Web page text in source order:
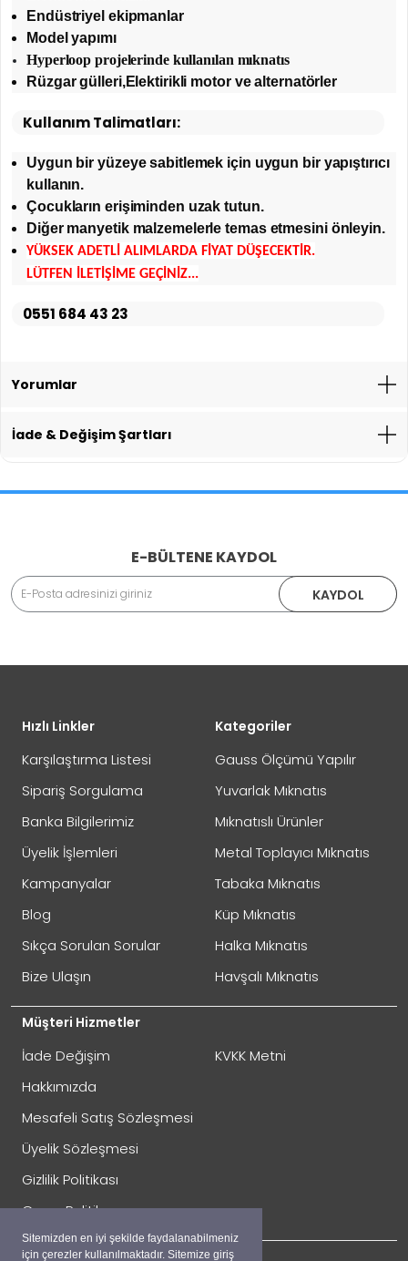
Sitemizden en iyi şekilde faydalanabilmeniz
için çerezler kullanılmaktadır. Sitemize giriş
Endüstriyel ekipmanlar
Model yapımı
Hyperloop projelerinde kullanılan mıknatıs
Rüzgar gülleri,Elektirikli motor ve alternatörler
Kullanım Talimatları:
Uygun bir yüzeye sabitlemek için uygun bir yapıştırıcı
kullanın.
Çocukların erişiminden uzak tutun.
Diğer manyetik malzemelerle temas etmesini önleyin.
YÜKSEK ADETLİ ALIMLARDA FİYAT DÜŞECEKTİR.
LÜTFEN İLETİŞİME GEÇİNİZ...
0551 684 43 23
Yorumlar
Adınız Soyadınız
Yorumunuz
Not:HTML'e dönüştürülmez!
Oylama
Kötü
İade & Değişim Şartları
İade veya Değişim İşlemini Nasıl Yapabilirim?
DEĞİŞİM
İade Gönderimi Nasıl Yapılır?
E-BÜLTENE KAYDOL
KAYDOL
Hızlı Linkler
Karşılaştırma Listesi
Sipariş Sorgulama
Banka Bilgilerimiz
Üyelik İşlemleri
Kampanyalar
Blog
Sıkça Sorulan Sorular
Bize Ulaşın
Müşteri Hizmetler
İade Değişim
Hakkımızda
Mesafeli Satış Sözleşmesi
Üyelik Sözleşmesi
Gizlilik Politikası
Çerez Politikası
KVKK Metni
Kategoriler
Gauss Ölçümü Yapılır
Yuvarlak Mıknatıs
Mıknatıslı Ürünler
Metal Toplayıcı Mıknatıs
Tabaka Mıknatıs
Küp Mıknatıs
Halka Mıknatıs
Havşalı Mıknatıs